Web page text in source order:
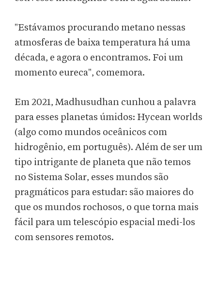
"Estávamos procurando metano nessas
atmosferas de baixa temperatura há uma
década, e agora o encontramos. Foi um
momento eureca", comemora.
Em 2021, Madhusudhan cunhou a palavra
para esses planetas úmidos: Hycean worlds
(algo como mundos oceânicos com
hidrogênio, em português). Além de ser um
tipo intrigante de planeta que não temos
no Sistema Solar, esses mundos são
pragmáticos para estudar: são maiores do
que os mundos rochosos, o que torna mais
fácil para um telescópio espacial medi-los
com sensores remotos.